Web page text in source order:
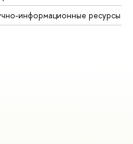
информационные ресурсы